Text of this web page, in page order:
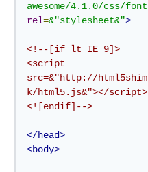
awesome/4.1.0/css/
rel=&"stylesheet&">
<!--[if lt IE 9]>
<script
src=&"http://
k/html5.js&"></script>
<![endif]-->
</head>
<body>